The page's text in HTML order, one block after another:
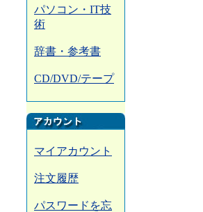
パソコン・IT技
術
辞書・参考書
CD/DVD/テープ
マイアカウント
注文履歴
パスワードを忘